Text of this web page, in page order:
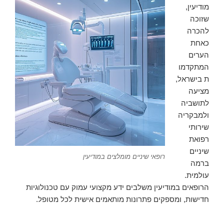
רופאי שיניים מומלצים במודיעין
מודיעין,
שזוכה
להכרה
כאחת
הערים
המתקדמו
ת בישראל,
מציעה
לתושביה
ולמבקריה
שירותי
רפואת
שיניים
ברמה
עולמית.
הרופאים במודיעין משלבים ידע מקצועי עמוק עם טכנולוגיות
חדישות, ומספקים פתרונות מותאמים אישית לכל מטופל.